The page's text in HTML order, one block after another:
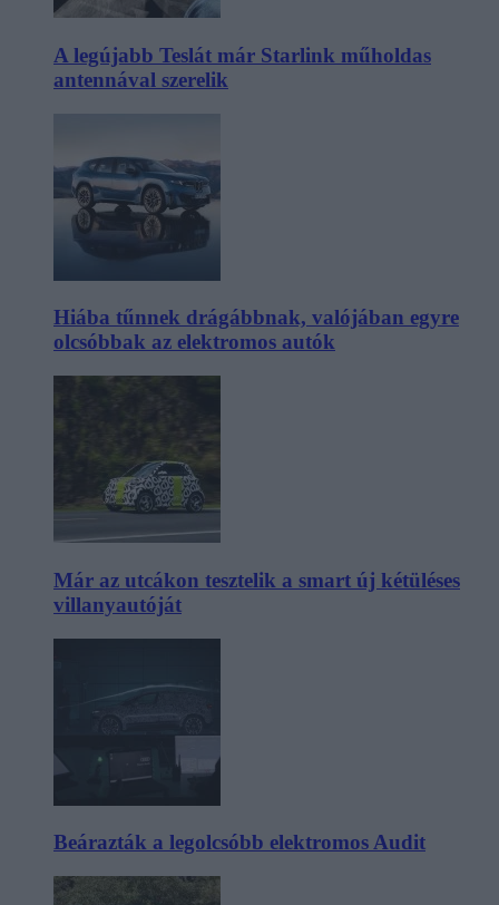
A legújabb Teslát már Starlink műholdas
antennával szerelik
Hiába tűnnek drágábbnak, valójában egyre
olcsóbbak az elektromos autók
Már az utcákon tesztelik a smart új kétüléses
villanyautóját
Beárazták a legolcsóbb elektromos Audit